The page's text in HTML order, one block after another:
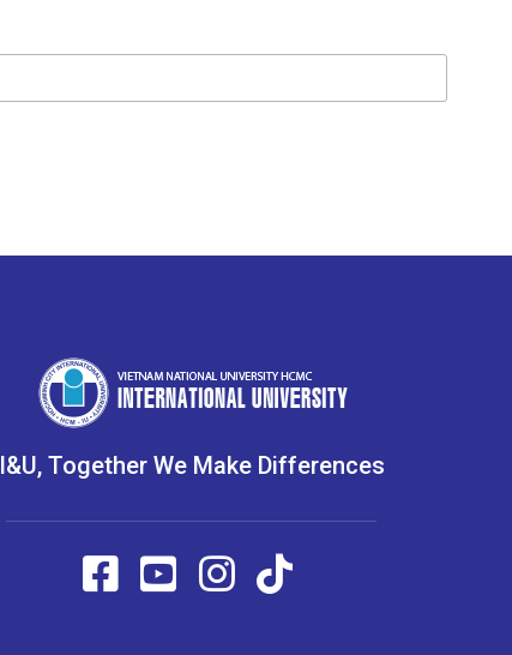
I&U, Together We Make Differences